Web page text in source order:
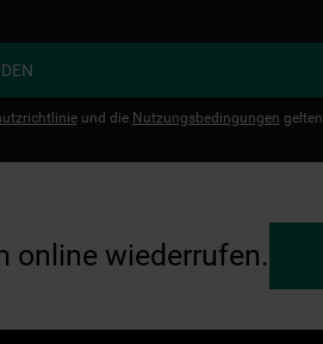
und die Nutzungsbedingungen gelten.
online wiederrufen.